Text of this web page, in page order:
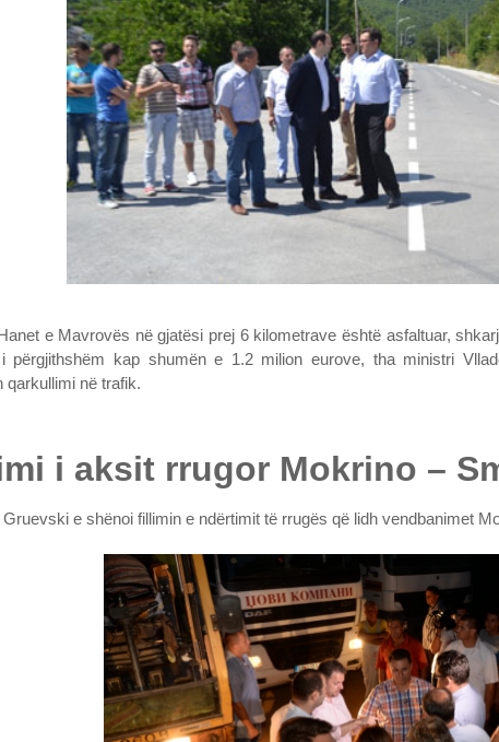
e Mavrovës në gjatësi prej 6 kilometrave është asfaltuar,
përgjithshëm kap shumën e 1.2 milion eurove, tha ministri
qarkullimi në trafik.
i aksit rrugor Mokrino –
e shënoi fillimin e ndërtimit të rrugës që lidh vendbanimet